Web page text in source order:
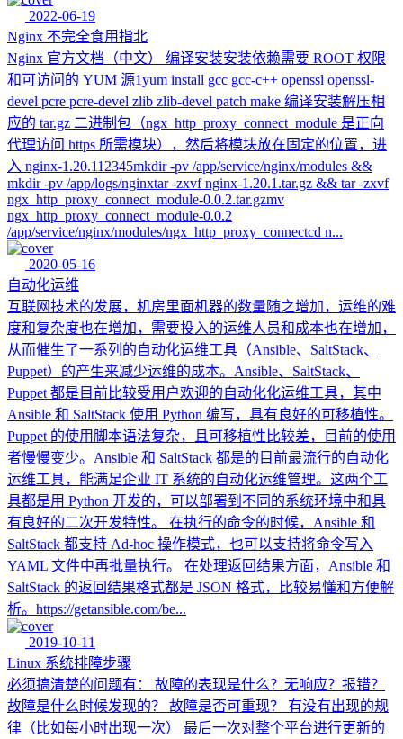
2022-06-19
Nginx 不完全食用指北
Nginx 官方文档（中文） 编译安装安装依赖需要 ROOT 权限
和可访问的 YUM 源1yum install gcc gcc-c++ openssl openssl-
devel pcre pcre-devel zlib zlib-devel patch make 编译安装解压相
应的 tar.gz 二进制包（ngx_http_proxy_connect_module 是正向
代理访问 https 所需模块），然后将模块放在固定的位置，进
入 nginx-1.20.112345mkdir -pv /app/service/nginx/modules &&
mkdir -pv /app/logs/nginxtar -zxvf nginx-1.20.1.tar.gz && tar -zxvf
ngx_http_proxy_connect_module-0.0.2.tar.gzmv
ngx_http_proxy_connect_module-0.0.2
/app/service/nginx/modules/ngx_http_proxy_connectcd n...
2020-05-16
自动化运维
互联网技术的发展，机房里面机器的数量随之增加，运维的难
度和复杂度也在增加，需要投入的运维人员和成本也在增加，
从而催生了一系列的自动化运维工具（Ansible、SaltStack、
Puppet）的产生来减少运维的成本。Ansible、SaltStack、
Puppet 都是目前比较受用户欢迎的自动化化运维工具，其中
Ansible 和 SaltStack 使用 Python 编写，具有良好的可移植性。
Puppet 的使用脚本语法复杂，且可移植性比较差，目前的使用
者慢慢变少。Ansible 和 SaltStack 都是的目前最流行的自动化
运维工具，能满足企业 IT 系统的自动化运维管理。这两个工
具都是用 Python 开发的，可以部署到不同的系统环境中和具
有良好的二次开发特性。 在执行的命令的时候，Ansible 和
SaltStack 都支持 Ad-hoc 操作模式，也可以支持将命令写入
YAML 文件中再批量执行。 在处理返回结果方面，Ansible 和
SaltStack 的返回结果格式都是 JSON 格式，比较易懂和方便解
析。https://getansible.com/be...
2019-10-11
Linux 系统排障步骤
必须搞清楚的问题有： 故障的表现是什么？无响应？报错？
故障是什么时候发现的？ 故障是否可重现？ 有没有出现的规
律（比如每小时出现一次） 最后一次对整个平台进行更新的